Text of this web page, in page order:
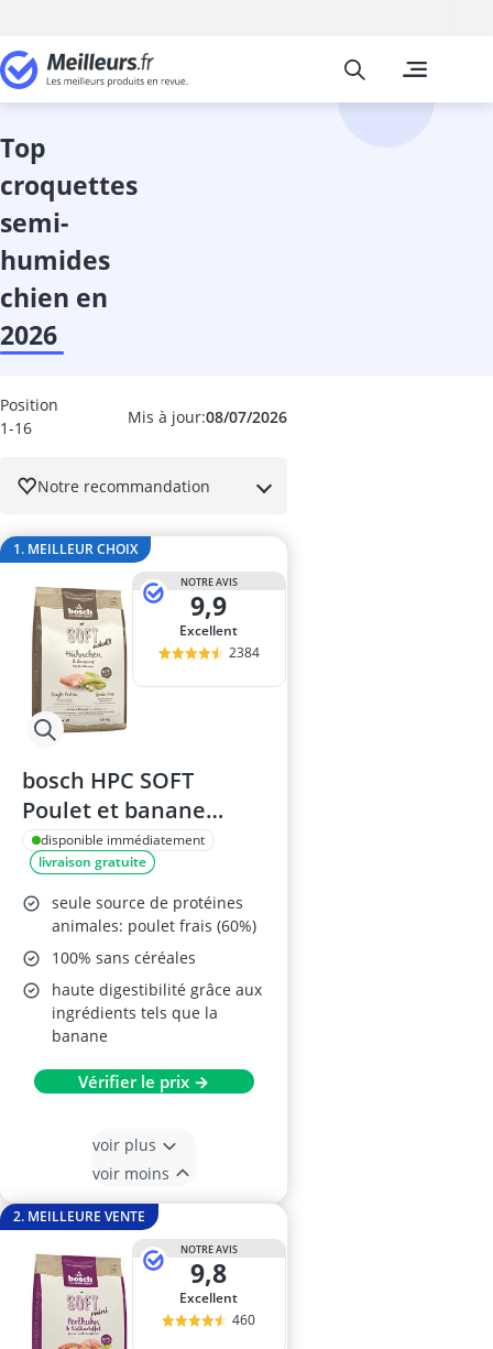
Animalerie
Abri hérisson
Meilleurs
top
croquettes
semi-
humides
chien en
2026
Mis à jour:08/07/2026
Position
1-16
Notre recommandation
1. MEILLEUR CHOIX
NOTRE AVIS
9,9
Excellent
2384
bosch HPC SOFT
Poulet et banane
Croquettes pour
chiens
disponible immédiatement
livraison gratuite
seule source de protéines
animales: poulet frais (60%)
100% sans céréales
haute digestibilité grâce aux
ingrédients tels que la
banane
Vérifier le prix →
voir plus
voir moins
2. MEILLEURE VENTE
NOTRE AVIS
9,8
Excellent
460